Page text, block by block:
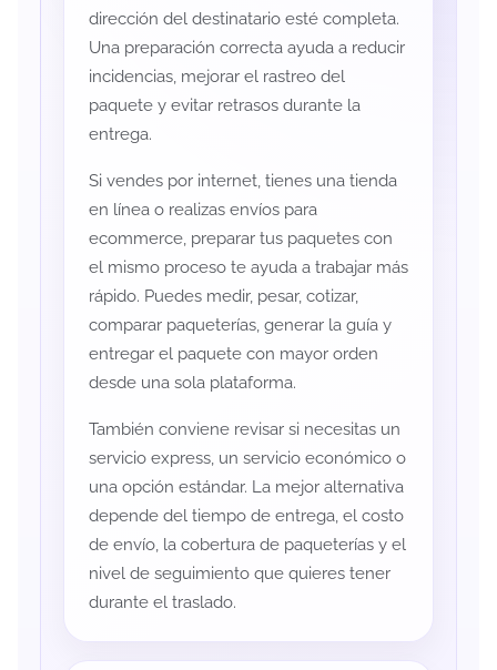
dirección del destinatario esté completa.
Una preparación correcta ayuda a reducir
incidencias, mejorar el rastreo del
paquete y evitar retrasos durante la
entrega.
Si vendes por internet, tienes una tienda
en línea o realizas envíos para
ecommerce, preparar tus paquetes con
el mismo proceso te ayuda a trabajar más
rápido. Puedes medir, pesar, cotizar,
comparar paqueterías, generar la guía y
entregar el paquete con mayor orden
desde una sola plataforma.
También conviene revisar si necesitas un
servicio express, un servicio económico o
una opción estándar. La mejor alternativa
depende del tiempo de entrega, el costo
de envío, la cobertura de paqueterías y el
nivel de seguimiento que quieres tener
durante el traslado.